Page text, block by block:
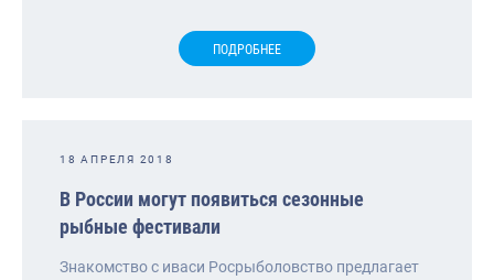
ПОДРОБНЕЕ
18 АПРЕЛЯ 2018
В России могут появиться сезонные
рыбные фестивали
Знакомство с иваси Росрыболовство предлагает